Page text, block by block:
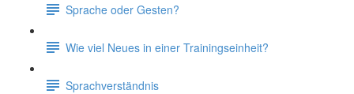
Sprache oder Gesten?
Wie viel Neues in einer Trainingseinheit?
Sprachverständnis